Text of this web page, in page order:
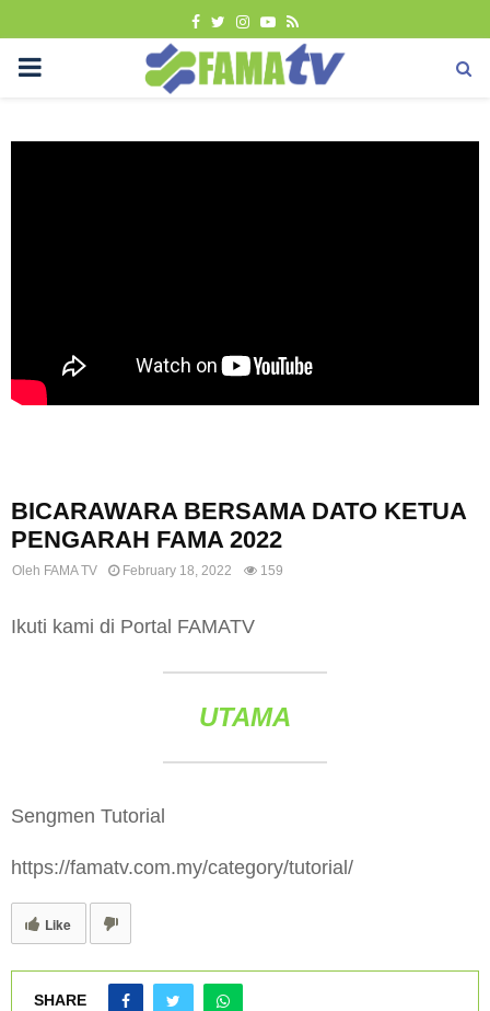
FACEBOOK
TWITTER
INSTAGRAM
YOUTUBE
RSS
PRIMARY
BICARAWARA BERSAMA DATO KETUA
PENGARAH FAMA 2022
Oleh FAMA TV February 18, 2022 159
Ikuti kami di Portal FAMATV
UTAMA
Sengmen Tutorial
https://famatv.com.my/category/tutorial/
Like
SHARE